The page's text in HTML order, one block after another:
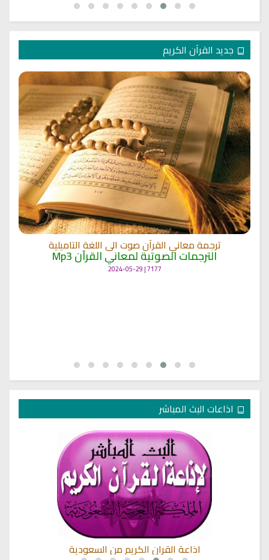
جديد القرآن الكريم
ترجمة معاني القرآن صوت الى اللغة التاميلية
الترجمات الصوتية لمعاني القرآن Mp3
7177 | 2024-05-29
اذاعات البث المباشر
اذاعة القران الكريم من السعودية